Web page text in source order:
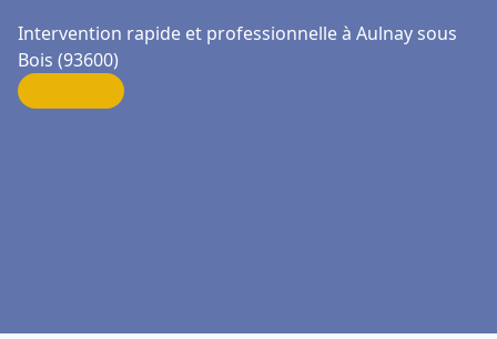
Intervention rapide et professionnelle à Aulnay sous
Bois (93600)